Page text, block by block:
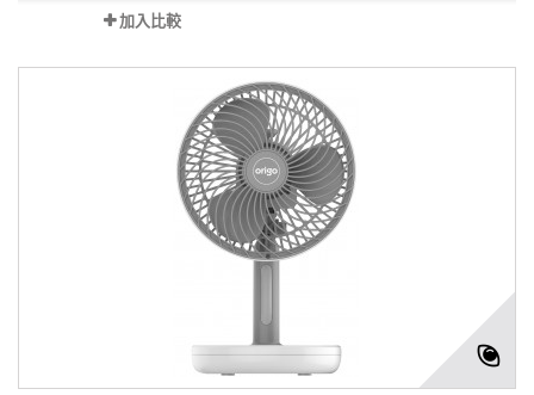
加入比較